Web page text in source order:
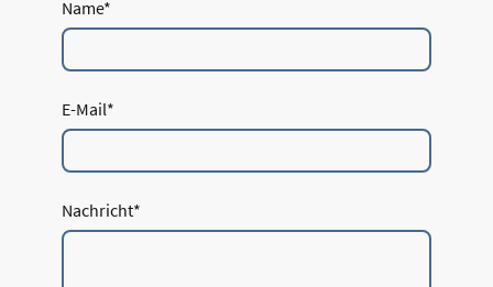
Name*
E-Mail*
Nachricht*